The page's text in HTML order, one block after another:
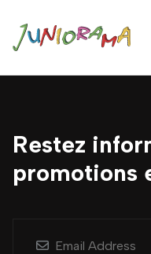
Restez
promotions